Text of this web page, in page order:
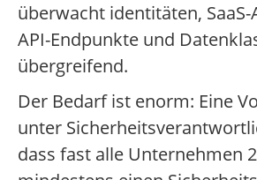
überwacht identitäten,
API-Endpunkte und
übergreifend.
Der Bedarf ist enorm: Eine
unter
dass fast alle Unternehmen